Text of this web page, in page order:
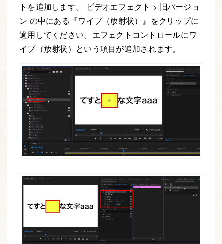
トを追加します。 ビデオエフェクト > 旧バージョ
ン の中にある『ワイプ（放射状）』をクリップに
適用してください。エフェクトコントロールにワ
イプ（放射状）という項目が追加されます。